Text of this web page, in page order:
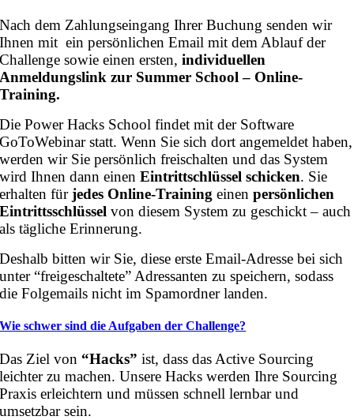
Nach dem Zahlungseingang Ihrer Buchung senden wir
Ihnen mit ein persönlichen Email mit dem Ablauf der
Challenge sowie einen ersten,individuellen
Anmeldungslink zur Summer School – Online-
Training.
Die Power Hacks School findet mit der Software
GoToWebinar statt. Wenn Sie sich dort angemeldet haben,
werden wir Sie persönlich freischalten und das System
wird Ihnen dann einenEintrittschlüssel schicken. Sie
erhalten fürjedes Online-Training einenpersönlichen
Eintrittsschlüssel von diesem System zu geschickt – auch
als tägliche Erinnerung.
Deshalb bitten wir Sie, diese erste Email-Adresse bei sich
unter “freigeschaltete” Adressanten zu speichern, sodass
die Folgemails nicht im Spamordner landen.
Wie schwer sind die Aufgaben der Challenge?
Das Ziel von “Hacks” ist, dass das Active Sourcing
leichter zu machen. Unsere Hacks werden Ihre Sourcing
Praxis erleichtern und müssen schnell lernbar und
umsetzbar sein.